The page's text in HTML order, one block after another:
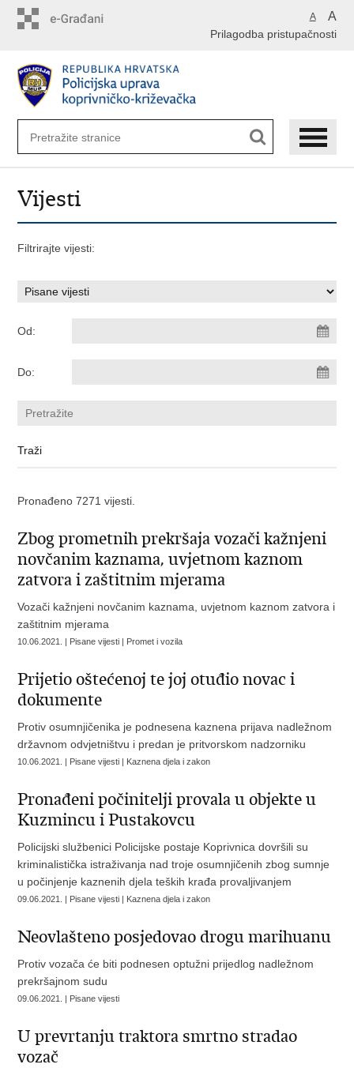
A A
Prilagodba pristupačnosti
Vijesti
Filtrirajte vijesti:
Od:
Do:
Pronađeno 7271 vijesti.
Zbog prometnih prekršaja vozači kažnjeni
novčanim kaznama, uvjetnom kaznom
zatvora i zaštitnim mjerama
Vozači kažnjeni novčanim kaznama, uvjetnom kaznom zatvora i
zaštitnim mjerama
10.06.2021. | Pisane vijesti | Promet i vozila
Prijetio oštećenoj te joj otuđio novac i
dokumente
Protiv osumnjičenika je podnesena kaznena prijava nadležnom
državnom odvjetništvu i predan je pritvorskom nadzorniku
10.06.2021. | Pisane vijesti | Kaznena djela i zakon
Pronađeni počinitelji provala u objekte u
Kuzmincu i Pustakovcu
Policijski službenici Policijske postaje Koprivnica dovršili su
kriminalistička istraživanja nad troje osumnjičenih zbog sumnje
u počinjenje kaznenih djela teških krađa provaljivanjem
09.06.2021. | Pisane vijesti | Kaznena djela i zakon
Neovlašteno posjedovao drogu marihuanu
Protiv vozača će biti podnesen optužni prijedlog nadležnom
prekršajnom sudu
09.06.2021. | Pisane vijesti
U prevrtanju traktora smrtno stradao
vozač